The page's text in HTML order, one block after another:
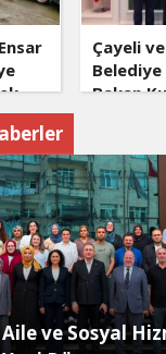
Çayeli
Belediye
Bakan
ve Sosyal